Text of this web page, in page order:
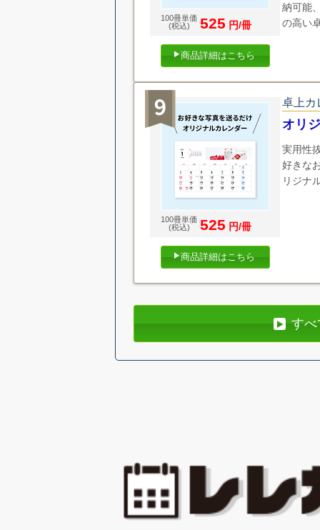
100冊単価
(税込)
525 円/冊
商品詳細はこちら
納可能
の高い
100冊単価
(税込)
525 円/冊
商品詳細はこちら
卓上カ
オリ
実用性
好きな
リジナ
すべ